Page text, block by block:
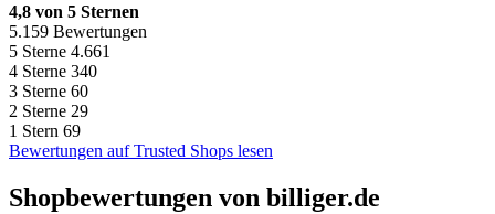
4,8 von 5 Sternen
5.159 Bewertungen
5 Sterne 4.661
4 Sterne 340
3 Sterne 60
2 Sterne 29
1 Stern 69
Bewertungen auf Trusted Shops lesen
Shopbewertungen von billiger.de